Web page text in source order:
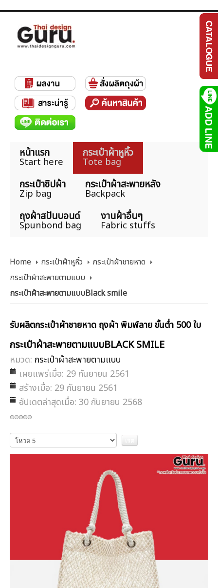
หน้าแรก
Start here
กระเป๋าผ้าหูหิ้ว
Tote bag
กระเป๋าซิปผ้า
Zip bag
กระเป๋าผ้าสะพายหลัง
Backpack
ถุงผ้าสปันบอนด์
Spunbond bag
งานผ้าอื่นๆ
Fabric stuffs
Home กระเป๋าผ้าหูหิ้ว
กระเป๋าผ้าชายหาด
กระเป๋าผ้าสะพายตามแบบ
กระเป๋าผ้าสะพายตามแบบBlack smile
รับผลิตกระเป๋าผ้าชายหาด ถุงผ้า พิมพ์ลาย ขั้นต่ำ 500 ใบ
กระเป๋าผ้าสะพายตามแบบBLACK SMILE
หมวด: กระเป๋าผ้าสะพายตามแบบ
เผยแพร่เมื่อ: 29 กันยายน 2561
สร้างเมื่อ: 29 กันยายน 2561
อัปเดตล่าสุดเมื่อ: 30 กันยายน 2568
กรุณา
ให้
คะแนน